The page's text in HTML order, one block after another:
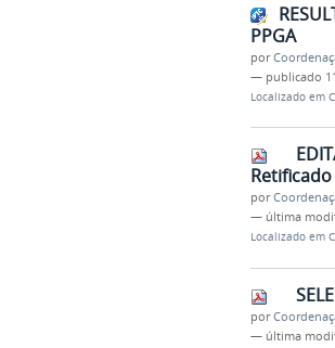
PPGA
por
— publicado
Localizado em
Retificado
por
— última
Localizado em
por
— última